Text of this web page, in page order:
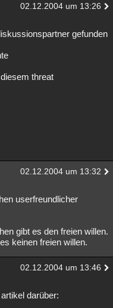
02.12.2004 um 13:26
gefunden
threat
02.12.2004 um 13:32
userfreundlicher
gibt es den freien willen.
keinen freien willen.
02.12.2004 um 13:46
darüber: